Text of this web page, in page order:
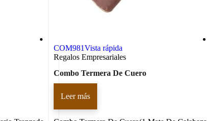
COM981Vista rápida
Regalos Empresariales
Combo Termera De Cuero
Leer más